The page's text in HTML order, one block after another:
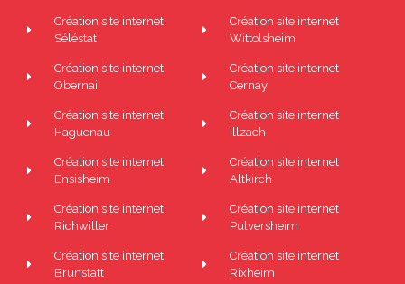
Création site internet
Séléstat
Création site internet
Obernai
Création site internet
Haguenau
Création site internet
Ensisheim
Création site internet
Richwiller
Création site internet
Brunstatt
Création site internet
Wittolsheim
Création site internet
Cernay
Création site internet
Illzach
Création site internet
Altkirch
Création site internet
Pulversheim
Création site internet
Rixheim